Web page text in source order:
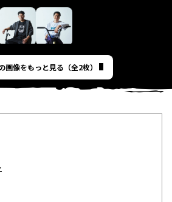
画像をもっと見る（全2枚）